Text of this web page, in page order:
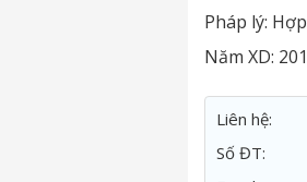
Pháp lý:
Năm XD:
Liên hệ:
Số ĐT: